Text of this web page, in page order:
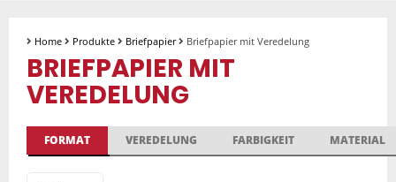
Home Produkte Briefpapier Briefpapier mit Veredelung
BRIEFPAPIER MIT
VEREDELUNG
FORMAT VEREDELUNG FARBIGKEIT MATERIAL